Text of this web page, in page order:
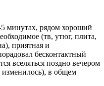
минутах, рядом хороший
(тв, утюг, плита,
приятная и
бесконтактный
вселяться поздно вечером
изменилось), в общем